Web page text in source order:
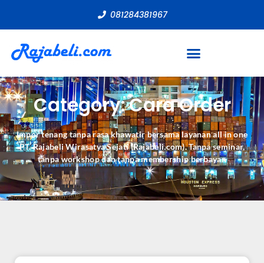
081284381967
Category: Cara Order
Impor tenang tanpa rasa khawatir bersama layanan all in one
PT. Rajabeli Wirasatya Sejati (Rajabeli.com). Tanpa seminar,
tanpa workshop dan tanpa membership berbayar.